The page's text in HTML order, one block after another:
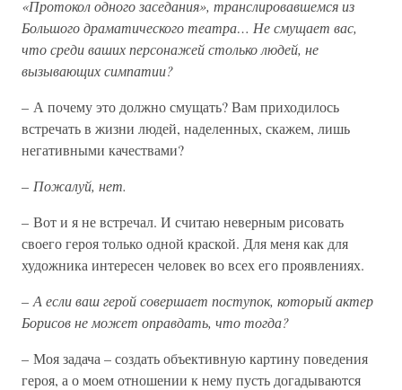
«Протокол одного заседания», транслировавшемся из
Большого драматического театра… Не смущает вас,
что среди ваших персонажей столько людей, не
вызывающих симпатии?
– А почему это должно смущать? Вам приходилось
встречать в жизни людей, наделенных, скажем, лишь
негативными качествами?
– Пожалуй, нет.
– Вот и я не встречал. И считаю неверным рисовать
своего героя только одной краской. Для меня как для
художника интересен человек во всех его проявлениях.
– А если ваш герой совершает поступок, который актер
Борисов не может оправдать, что тогда?
– Моя задача – создать объективную картину поведения
героя, а о моем отношении к нему пусть догадываются